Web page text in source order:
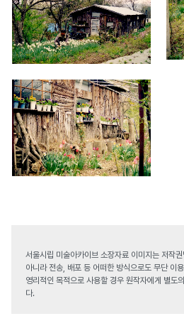
서울시립 미술아카이브 소장자료 이미지는 저작
아니라 전송, 배포 등 어떠한 방식으로도 무단 이용
영리적인 목적으로 사용할 경우 원작자에게 별도
다.